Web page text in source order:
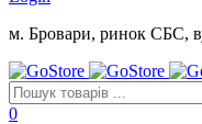
м. Бровари, ринок СБС,
0